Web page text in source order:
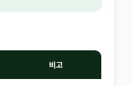
비고